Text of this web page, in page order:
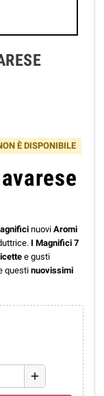
È DISPONIBILE
nuovi Aromi
I Magnifici 7
e gusti
questi nuovissimi
add